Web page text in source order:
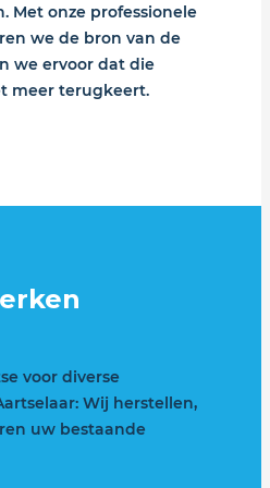
Met onze professionele
we de bron van de
we ervoor dat die
meer terugkeert.
voor diverse
Wij herstellen,
uw bestaande